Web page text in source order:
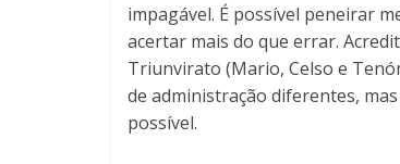
impagável. É possível peneirar
acertar mais do que errar.
Triunvirato (Mario, Celso e
de administração diferentes,
possível.